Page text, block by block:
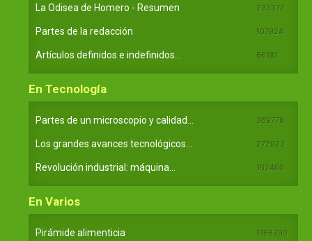
La Odisea de Homero - Resumen 233377
Partes de la redacción 107924
Artículos definidos e indefinidos... 66181
En Tecnología
Partes de un microscopio y calidad... 369778
Los grandes avances tecnológicos... 272923
Revolución industrial: máquina... 162460
En Varios
Pirámide alimenticia 1166390